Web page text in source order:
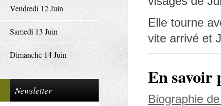
Vendredi 12 Juin
Samedi 13 Juin
Dimanche 14 Juin
Newsletter
Elle tourne
vite arrivé et
En savoir
Biographie